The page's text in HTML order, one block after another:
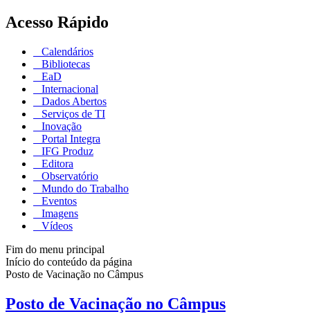
Acesso Rápido
Calendários
Bibliotecas
EaD
Internacional
Dados Abertos
Serviços de TI
Inovação
Portal Integra
IFG Produz
Editora
Observatório
Mundo do Trabalho
Eventos
Imagens
Vídeos
Fim do menu principal
Início do conteúdo da página
Posto de Vacinação no Câmpus
Posto de Vacinação no Câmpus